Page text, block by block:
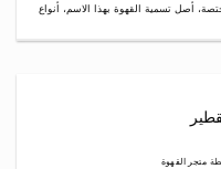
، أصل تسمية القهوة بهذا الاسم، أنواع
متجر القهوة